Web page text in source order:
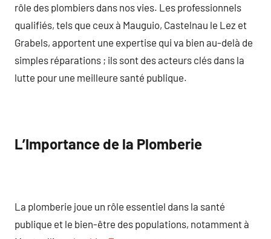
rôle des plombiers dans nos vies. Les professionnels
qualifiés, tels que ceux à Mauguio, Castelnau le Lez et
Grabels, apportent une expertise qui va bien au-delà de
simples réparations ; ils sont des acteurs clés dans la
lutte pour une meilleure santé publique.
L’Importance de la Plomberie
La plomberie joue un rôle essentiel dans la santé
publique et le bien-être des populations, notamment à